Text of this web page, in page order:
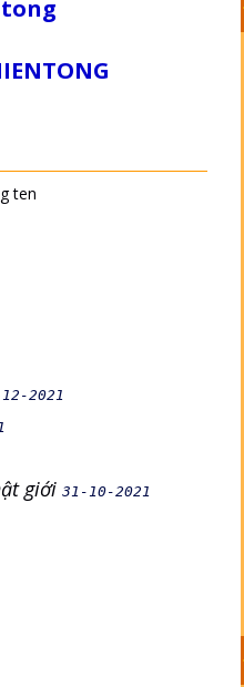
ten
2021
giới 31-10-2021